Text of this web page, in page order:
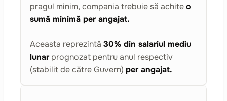
pragul minim, compania trebuie să achiteo
sumă minimă per angajat.
Aceasta reprezintă 30% din salariul mediu
lunarprognozat pentru anul respectiv
(stabilit de către Guvern) per angajat.